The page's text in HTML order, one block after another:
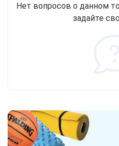
Нет вопросов о данном
задайте